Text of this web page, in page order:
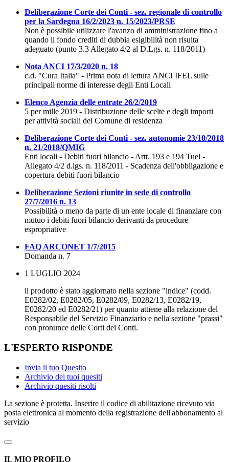
Deliberazione Corte dei Conti - sez. regionale di controllo
per la Sardegna 16/2/2023 n. 15/2023/PRSE
Non è possibile utilizzare l'avanzo di amministrazione fino a
quando il fondo crediti di dubbia esigibilità non risulta
adeguato (punto 3.3 Allegato 4/2 al D.Lgs. n. 118/2011)
Nota ANCI 17/3/2020 n. 18
c.d. "Cura Italia" - Prima nota di lettura ANCI IFEL sulle
principali norme di interesse degli Enti Locali
Elenco Agenzia delle entrate 26/2/2019
5 per mille 2019 - Distribuzione delle scelte e degli importi
per attività sociali del Comune di residenza
Deliberazione Corte dei Conti - sez. autonomie 23/10/2018
n. 21/2018/QMIG
Enti locali - Debiti fuori bilancio - Artt. 193 e 194 Tuel -
Allegato 4/2 d.lgs. n. 118/2011 - Scadenza dell'obbligazione e
copertura debiti fuori bilancio
Deliberazione Sezioni riunite in sede di controllo
27/7/2016 n. 13
Possibilità o meno da parte di un ente locale di finanziare con
mutuo i debiti fuori bilancio derivanti da procedure
espropriative
FAQ ARCONET 1/7/2015
Domanda n. 7
1 LUGLIO 2024
il prodotto è stato aggiornato nella sezione "indice" (codd.
E0282/02, E0282/05, E0282/09, E0282/13, E0282/19,
E0282/20 ed E0282/21) per quanto attiene alla relazione del
Responsabile del Servizio Finanziario e nella sezione "prassi"
con pronunce delle Corti dei Conti.
L'ESPERTO RISPONDE
Invia il tuo Quesito
Archivio dei tuoi quesiti
Archivio quesiti risolti
La sezione è protetta. Inserire il codice di abilitazione ricevuto via
posta elettronica al momento della registrazione dell'abbonamento al
servizio
IL MIO PROFILO